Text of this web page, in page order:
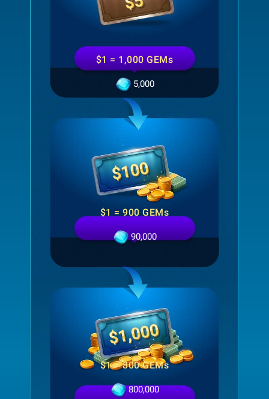
$1 = 1,000 GEMs
5,000
$1 = 900 GEMs
90,000
$1 = 800 GEMs
800,000